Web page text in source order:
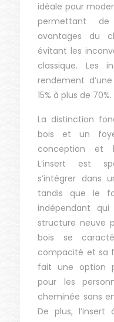
idéale pour
permettant
avantages du
évitant les
classique. Les
rendement
15% à plus de 70%.
La distinction
bois et un
conception et
L’insert est
s’intégrer dans
tandis que le
indépendant
structure neuve
bois se
compacité et sa
fait une option
pour les
cheminée sans
De plus,